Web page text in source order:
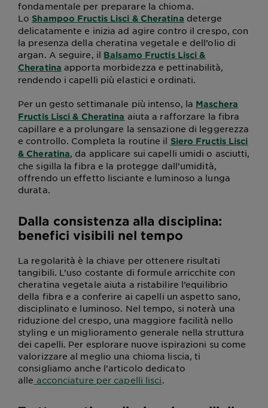
fondamentale per preparare la chioma.
Lo Shampoo Fructis Lisci & Cheratina deterge
delicatamente e inizia ad agire contro il crespo, con
la presenza della cheratina vegetale e dell’olio di
argan. A seguire, il Balsamo Fructis Lisci &
Cheratina apporta morbidezza e pettinabilità,
rendendo i capelli più elastici e ordinati.
Per un gesto settimanale più intenso, la Maschera
Fructis Lisci & Cheratina aiuta a rafforzare la fibra
capillare e a prolungare la sensazione di leggerezza
e controllo. Completa la routine il Siero Fructis Lisci
& Cheratina, da applicare sui capelli umidi o asciutti,
che sigilla la fibra e la protegge dall’umidità,
offrendo un effetto lisciante e luminoso a lunga
durata.
Dalla consistenza alla disciplina:
benefici visibili nel tempo
La regolarità è la chiave per ottenere risultati
tangibili. L’uso costante di formule arricchite con
cheratina vegetale aiuta a ristabilire l’equilibrio
della fibra e a conferire ai capelli un aspetto sano,
disciplinato e luminoso. Nel tempo, si noterà una
riduzione del crespo, una maggiore facilità nello
styling e un miglioramento generale nella struttura
dei capelli. Per esplorare nuove ispirazioni su come
valorizzare al meglio una chioma liscia, ti
consigliamo anche l’articolo dedicato
alle acconciature per capelli lisci.